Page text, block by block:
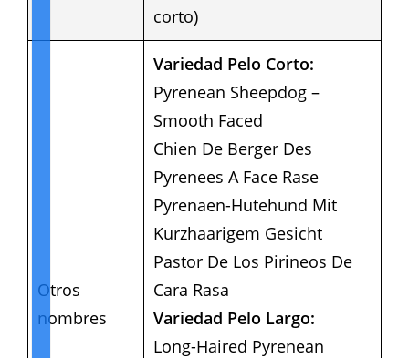
corto)
Otros
nombres
Variedad Pelo Corto:
Pyrenean Sheepdog –
Smooth Faced
Chien De Berger Des
Pyrenees A Face Rase
Pyrenaen-Hutehund Mit
Kurzhaarigem Gesicht
Pastor De Los Pirineos De
Cara Rasa
Variedad Pelo Largo:
Long-Haired Pyrenean